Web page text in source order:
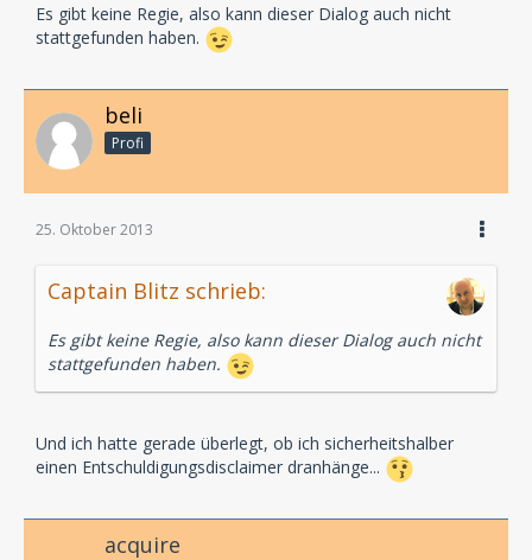
Es gibt keine Regie, also kann dieser Dialog auch nicht
stattgefunden haben.
beli
Profi
25. Oktober 2013
Captain Blitz schrieb:
Es gibt keine Regie, also kann dieser Dialog auch nicht
stattgefunden haben.
Und ich hatte gerade überlegt, ob ich sicherheitshalber
einen Entschuldigungsdisclaimer dranhänge...
acquire